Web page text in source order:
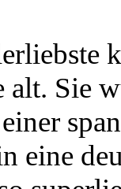
alt. Sie
eine